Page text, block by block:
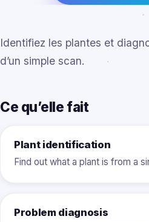
Identifiez les plantes et
d’un simple scan.
Ce qu’elle fait
Plant identification
Find out what a plant is from a
Problem diagnosis